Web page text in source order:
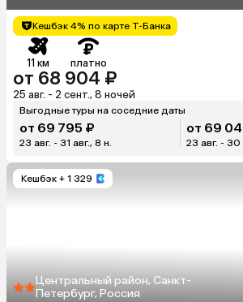
Кешбэк 4% по карте Т-Банка
11 км платно
от 68 904 ₽
25 авг. - 2 сент., 8 ночей
Выгодные туры на соседние даты
от 69 795 ₽
23 авг. - 31 авг., 8 н.
от 69
23 авг. - 30
Кешбэк + 1 329
Центральный район, Санкт-
Петербург, Россия